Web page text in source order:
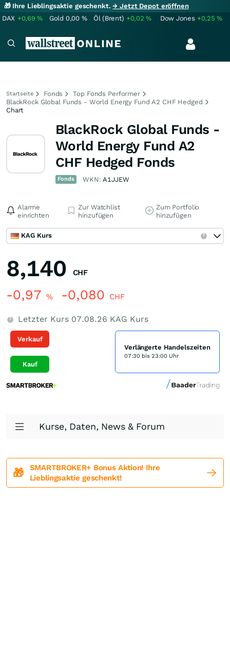
🎁 Ihre Lieblingsaktie geschenkt.→ Jetzt Depot eröffnen
DAX +0,69% Gold 0,00 % Öl (Brent) +0,02% Dow Jones +0,25%
Startseite Fonds
Top Fonds Performer
BlackRock Global Funds - World Energy Fund A2 CHF Hedged
Chart
BlackRock Global Funds -
World Energy Fund A2
CHF Hedged Fonds
Fonds WKN:A1JJEW
Alarme
einrichten
Zur Watchlist
hinzufügen
Zum Portfolio
hinzufügen
KAG Kurs
8,140 CHF
-0,97 % -0,080 CHF
Letzter Kurs 07.08.26 KAG Kurs
Verkauf
Kauf
Verlängerte Handelszeiten
07:30 bis 23:00 Uhr
Kurse, Daten, News & Forum
🎁
SMARTBROKER+ Bonus Aktion! Ihre
Lieblingsaktie geschenkt!